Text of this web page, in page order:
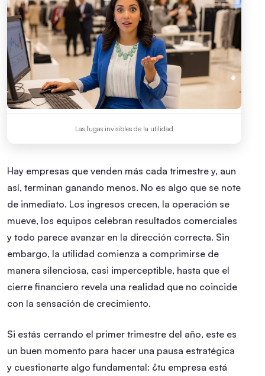
Las fugas invisibles de la utilidad
Hay empresas que venden más cada trimestre y, aun
así, terminan ganando menos. No es algo que se note
de inmediato. Los ingresos crecen, la operación se
mueve, los equipos celebran resultados comerciales
y todo parece avanzar en la dirección correcta. Sin
embargo, la utilidad comienza a comprimirse de
manera silenciosa, casi imperceptible, hasta que el
cierre financiero revela una realidad que no coincide
con la sensación de crecimiento.
Si estás cerrando el primer trimestre del año, este es
un buen momento para hacer una pausa estratégica
y cuestionarte algo fundamental: ¿tu empresa está